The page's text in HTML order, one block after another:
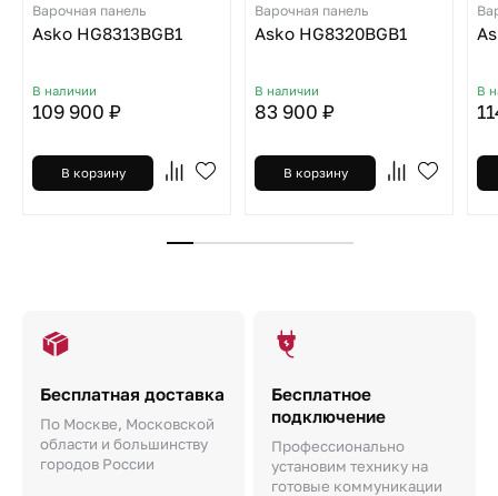
Варочная панель
Asko HG8313BGB1
В наличии
109 900 ₽
В корзину
Варочная панель
Asko HG8320BGB1
В наличии
83 900 ₽
В корзину
В
Бесплатная доставка
По Москве, Московской
области и большинству
городов России
Бесплатное
подключение
Профессионально
установим технику на
готовые коммуникации